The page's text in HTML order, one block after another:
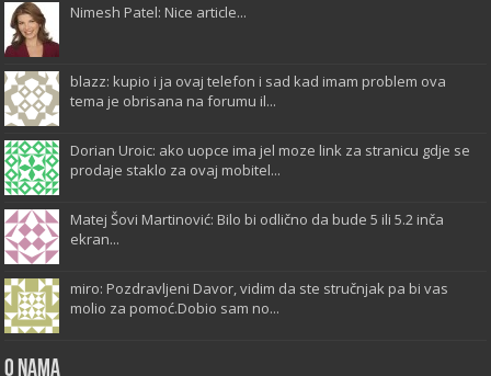
Nimesh Patel: Nice article...
blazz: kupio i ja ovaj telefon i sad kad imam problem ova
tema je obrisana na forumu il...
Dorian Uroic: ako uopce ima jel moze link za stranicu gdje se
prodaje staklo za ovaj mobitel...
Matej Šovi Martinović: Bilo bi odlično da bude 5 ili 5.2 inča
ekran...
miro: Pozdravljeni Davor, vidim da ste stručnjak pa bi vas
molio za pomoć.Dobio sam no...
O Nama